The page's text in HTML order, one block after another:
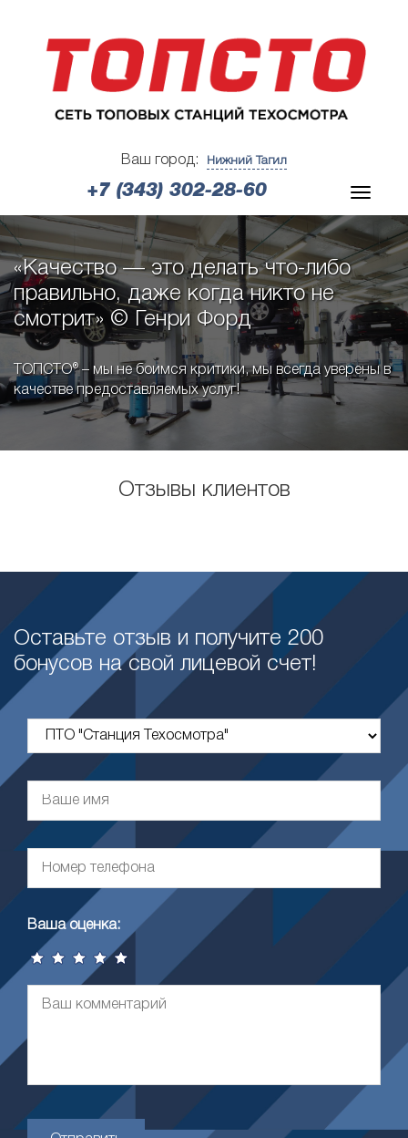
Ваш город: Нижний Тагил
+7 (343) 302-28-60
«Качество — это делать что-либо
правильно, даже когда никто не
смотрит» © Генри Форд
ТОПСТО® – мы не боимся критики, мы всегда уверены в
качестве предоставляемых услуг!
Отзывы клиентов
Оставьте отзыв и получите 200
бонусов на свой лицевой счет!
Ваша оценка: